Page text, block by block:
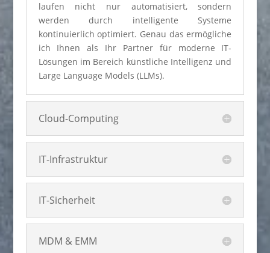
laufen nicht nur automatisiert, sondern
werden durch intelligente Systeme
kontinuierlich optimiert. Genau das ermögliche
ich Ihnen als Ihr Partner für moderne IT-
Lösungen im Bereich künstliche Intelligenz und
Large Language Models (LLMs).
Cloud-Computing
IT-Infrastruktur
IT-Sicherheit
MDM & EMM